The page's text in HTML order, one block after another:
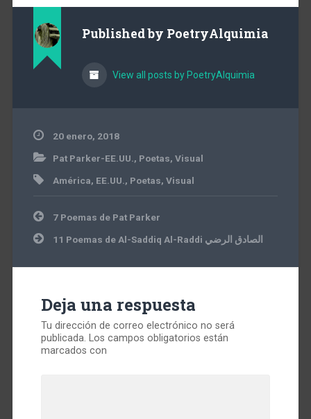
Published by PoetryAlquimia
View all posts by PoetryAlquimia
20 enero, 2018
Pat Parker-EE.UU. , Poetas, Visual
América, EE.UU. , Poetas, Visual
Navegación
de
entradas
7 Poemas de Pat Parker
11 Poemas de Al-Saddiq Al-Raddi الصادق الرضي
Deja una respuesta
Tu dirección de correo electrónico no será
publicada. Los campos obligatorios están
marcados con